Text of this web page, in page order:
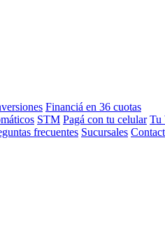
Financiá en 36 cuotas
STM Pagá con tu celular Tu
frecuentes Sucursales